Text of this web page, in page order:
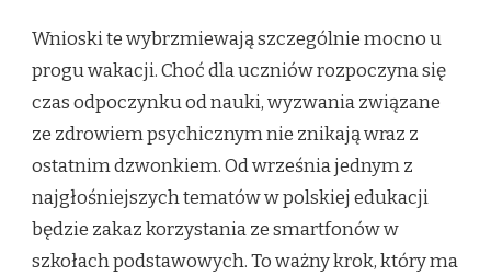
Wnioski te wybrzmiewają szczególnie mocno u
progu wakacji. Choć dla uczniów rozpoczyna się
czas odpoczynku od nauki, wyzwania związane
ze zdrowiem psychicznym nie znikają wraz z
ostatnim dzwonkiem. Od września jednym z
najgłośniejszych tematów w polskiej edukacji
będzie zakaz korzystania ze smartfonów w
szkołach podstawowych. To ważny krok, który ma